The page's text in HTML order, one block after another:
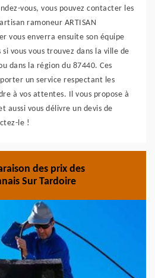
vous, vous pouvez contacter les
ramoneur ARTISAN
vous enverra ensuite son équipe
vous vous trouvez dans la ville de
dans la région du 87440. Ces
un service respectant les
à vos attentes. Il vous propose à
aussi vous délivre un devis de
le !
des prix des
Sur Tardoire